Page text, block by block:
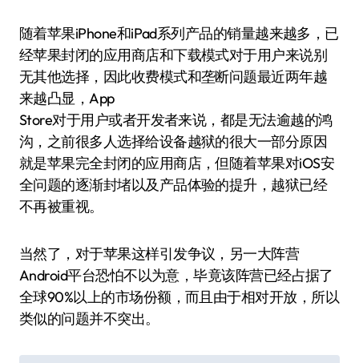
随着苹果iPhone和iPad系列产品的销量越来越多，已
经苹果封闭的应用商店和下载模式对于用户来说别
无其他选择，因此收费模式和垄断问题最近两年越
来越凸显，App
Store对于用户或者开发者来说，都是无法逾越的鸿
沟，之前很多人选择给设备越狱的很大一部分原因
就是苹果完全封闭的应用商店，但随着苹果对iOS安
全问题的逐渐封堵以及产品体验的提升，越狱已经
不再被重视。
当然了，对于苹果这样引发争议，另一大阵营
Android平台恐怕不以为意，毕竟该阵营已经占据了
全球90%以上的市场份额，而且由于相对开放，所以
类似的问题并不突出。